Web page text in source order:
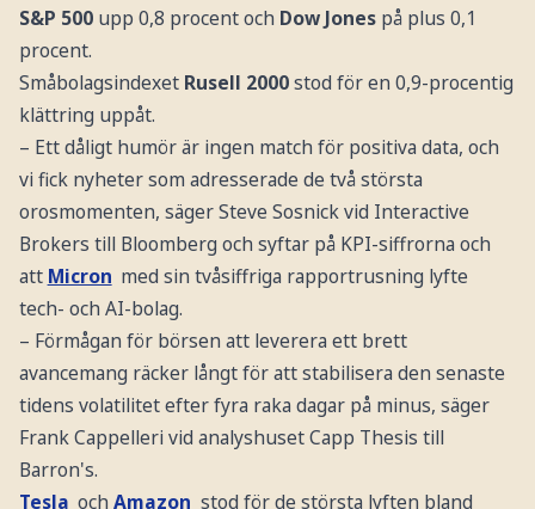
S&P 500 upp 0,8 procent och Dow Jones på plus 0,1
procent.
Småbolagsindexet Rusell 2000stod för en 0,9-procentig
klättring uppåt.
– Ett dåligt humör är ingen match för positiva data, och
vi fick nyheter som adresserade de två största
orosmomenten, säger Steve Sosnick vid Interactive
Brokers till Bloomberg och syftar på KPI-siffrorna och
att Micron med sin tvåsiffriga rapportrusning lyfte
tech- och AI-bolag.
– Förmågan för börsen att leverera ett brett
avancemang räcker långt för att stabilisera den senaste
tidens volatilitet efter fyra raka dagar på minus, säger
Frank Cappelleri vid analyshuset Capp Thesis till
Barron's.
Tesla ochAmazon stod för de största lyften bland